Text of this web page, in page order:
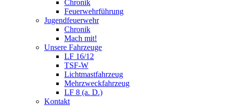
Chronik
Feuerwehrführung
Jugendfeuerwehr
Chronik
Mach mit!
Unsere Fahrzeuge
LF 16/12
TSF-W
Lichtmastfahrzeug
Mehrzweckfahrzeug
LF 8 (a. D.)
Kontakt